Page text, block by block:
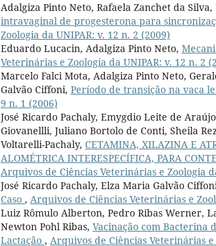
Adalgiza Pinto Neto, Rafaela Zanchet da
intravaginal de progesterona para
Zoologia da UNIPAR: v. 12 n. 2 (2009)
Eduardo Lucacin, Adalgiza Pinto Neto,
Veterinárias e Zoologia da UNIPAR: v. 12 n. 2
Marcelo Falci Mota, Adalgiza Pinto Neto,
Galvão Ciffoni, Período de transição na vaca
9 n. 1 (2006)
José Ricardo Pachaly, Emygdio Leite de
Giovanellli, Juliano Bortolo de Conti, Sheila
Voltarelli-Pachaly, CETAMINA, XILAZINA E
ALOMÉTRICA INTERESPECÍFICA, PARA
Arquivos de Ciências Veterinárias e Zoologia
José Ricardo Pachaly, Elza Maria Galvão
Caso , Arquivos de Ciências Veterinárias e
Luiz Rômulo Alberton, Pedro Ribas Werner,
Newton Pohl Ribas, Vacinação com Bacterina
Lactação , Arquivos de Ciências Veterinárias e